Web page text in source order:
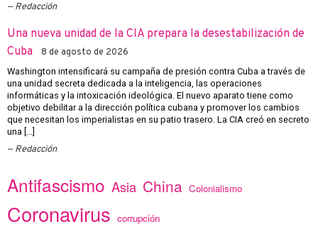
Redacción
Una nueva unidad de la CIA prepara la desestabilización de
Cuba
8 de agosto de 2026
Washington intensificará su campaña de presión contra Cuba a través de
una unidad secreta dedicada a la inteligencia, las operaciones
informáticas y la intoxicación ideológica. El nuevo aparato tiene como
objetivo debilitar a la dirección política cubana y promover los cambios
que necesitan los imperialistas en su patio trasero. La CIA creó en secreto
una […]
Redacción
Antifascismo Asia China Colonialismo
Coronavirus corrupción